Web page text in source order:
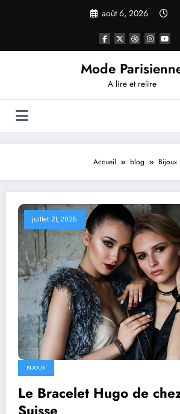
août 6, 2026
Mode
A lire et relire
Accueil blog Bijoux
juillet 21, 2025
BIJOUX
Le Bracelet Hugo de